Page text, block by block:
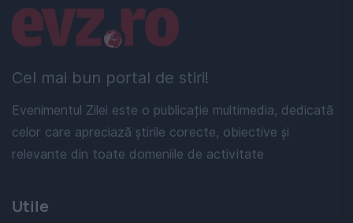
Cel mai bun portal de stiri!
Evenimentul Zilei este o publicație multimedia, dedicată
celor care apreciază știrile corecte, obiective și
relevante din toate domeniile de activitate
Linkuri utile
Utile